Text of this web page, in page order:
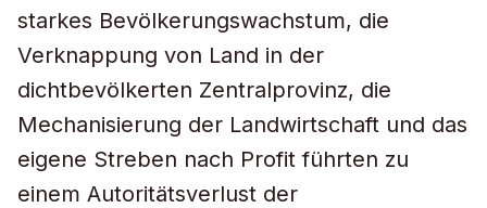
starkes Bevölkerungswachstum, die
Verknappung von Land in der
dichtbevölkerten Zentralprovinz, die
Mechanisierung der Landwirtschaft und das
eigene Streben nach Profit führten zu
einem Autoritätsverlust der